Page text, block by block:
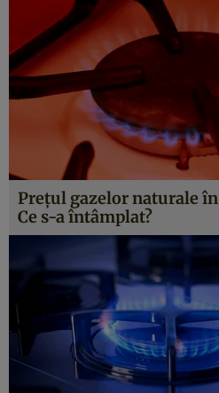
Preţul gazelor naturale
Ce s-a întâmplat?